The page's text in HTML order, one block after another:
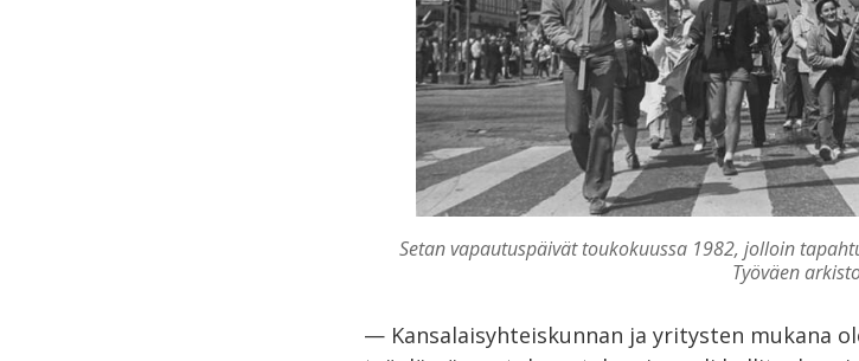
Setan vapautuspäivät toukokuussa 1982, jolloin
Työväen
— Kansalaisyhteiskunnan ja yritysten mukana